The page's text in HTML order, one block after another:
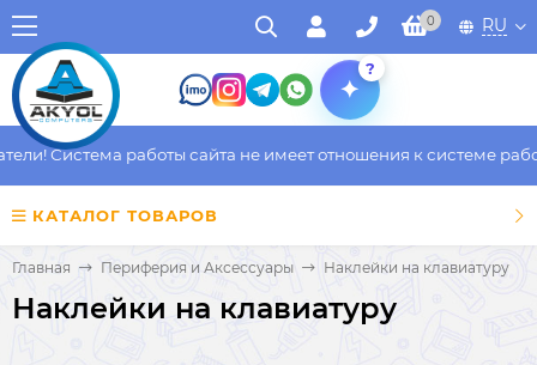
0 RU
?
Система работы сайта не имеет отношения к системе
КАТАЛОГ ТОВАРОВ
Главная Периферия и Аксессуары Наклейки на клавиатуру
Наклейки на клавиатуру